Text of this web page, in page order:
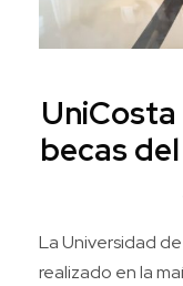
becas
La Universidad
realizado en la